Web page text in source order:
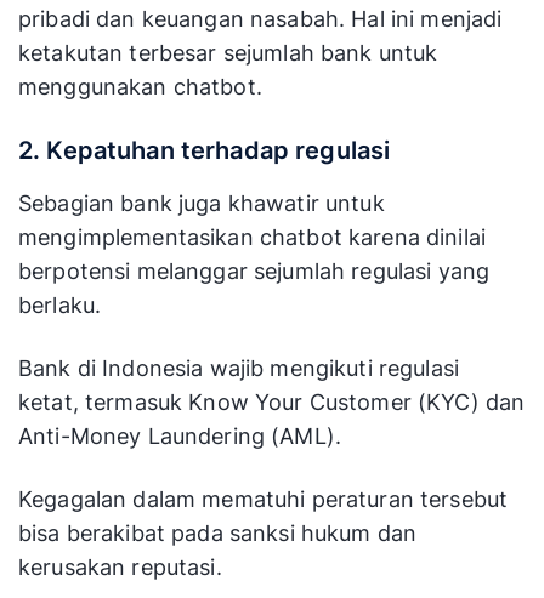
pribadi dan keuangan nasabah. Hal ini menjadi
ketakutan terbesar sejumlah bank untuk
menggunakan chatbot.
2. Kepatuhan terhadap regulasi
Sebagian bank juga khawatir untuk
mengimplementasikan chatbot karena dinilai
berpotensi melanggar sejumlah regulasi yang
berlaku.
Bank di Indonesia wajib mengikuti regulasi
ketat, termasuk Know Your Customer (KYC) dan
Anti-Money Laundering (AML).
Kegagalan dalam mematuhi peraturan tersebut
bisa berakibat pada sanksi hukum dan
kerusakan reputasi.